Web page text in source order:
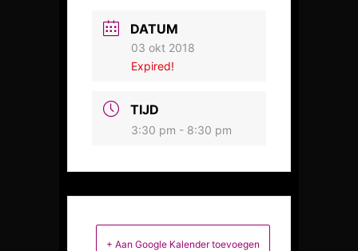
DATUM
03 okt 2018
Expired!
TIJD
3:30 pm - 8:30 pm
+ Aan Google Kalender toevoegen